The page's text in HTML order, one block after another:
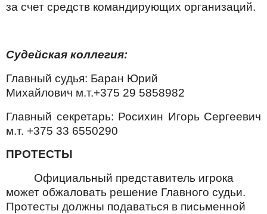
за счет средств командирующих организаций.
Судейская коллегия:
Главный судья: Баран Юрий
Михайлович м.т.+375 29 5858982
Главный секретарь: Росихин Игорь Сергеевич
м.т. +375 33 6550290
ПРОТЕСТЫ
Официальный представитель игрока
может обжаловать решение Главного судьи.
Протесты должны подаваться в письменной